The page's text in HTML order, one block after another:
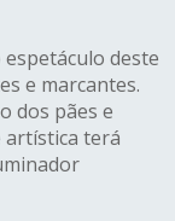
deste
e marcantes.
dos pães e
artística terá